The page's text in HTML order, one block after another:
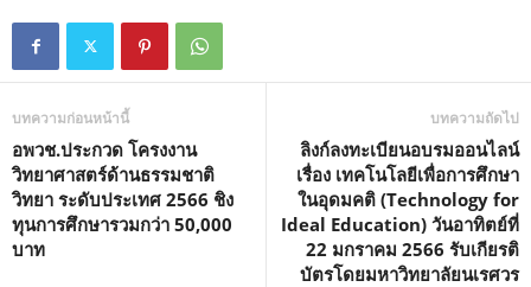
บทความก่อนหน้านี้
อพวช.ประกวด โครงงาน
วิทยาศาสตร์ด้านธรรมชาติ
วิทยา ระดับประเทศ 2566 ชิง
ทุนการศึกษารวมกว่า 50,000
บาท
บทความถัดไป
ลิงก์ลงทะเบียนอบรมออนไลน์
เรื่อง เทคโนโลยีเพื่อการศึกษา
ในอุดมคติ (Technology for
Ideal Education) วันอาทิตย์ที่
22 มกราคม 2566 รับเกียรติ
บัตรโดยมหาวิทยาลัยนเรศวร